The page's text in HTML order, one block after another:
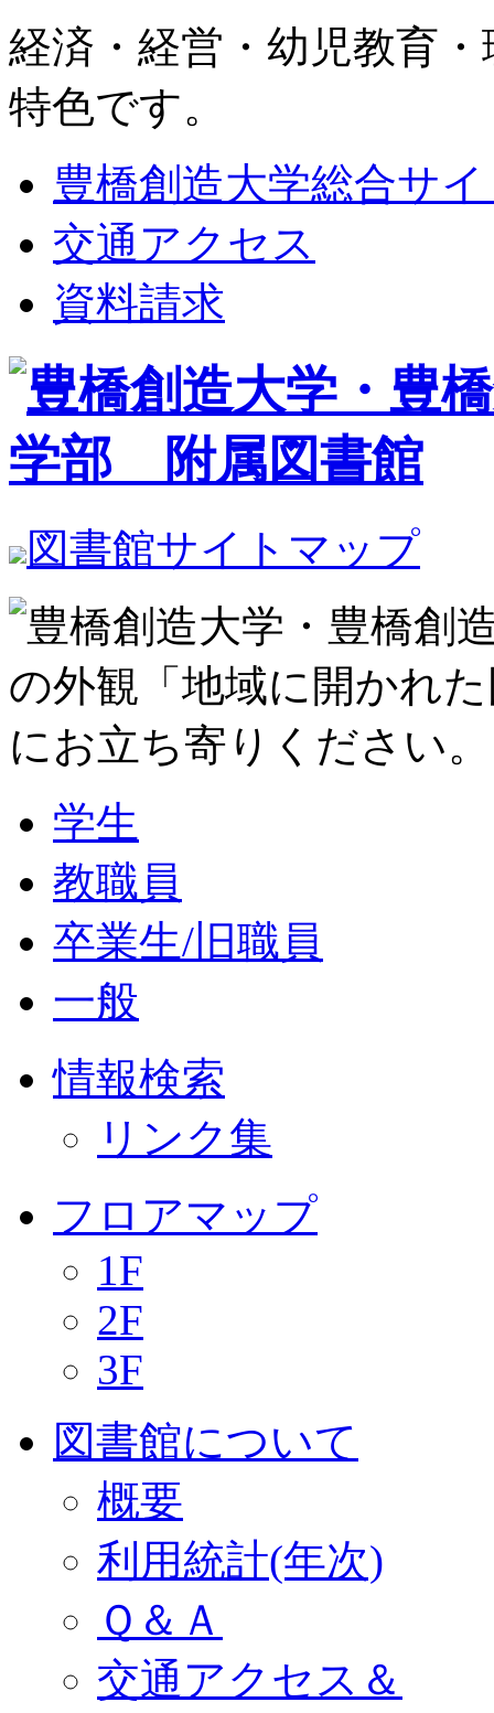
経済・経営・幼児教育
特色です。
豊橋創造大学総合サ
交通アクセス
資料請求
図書館サイトマップ
学生
教職員
卒業生/旧職員
一般
情報検索
リンク集
フロアマップ
1F
2F
3F
図書館について
概要
利用統計(年次)
Ｑ＆Ａ
交通アクセス＆